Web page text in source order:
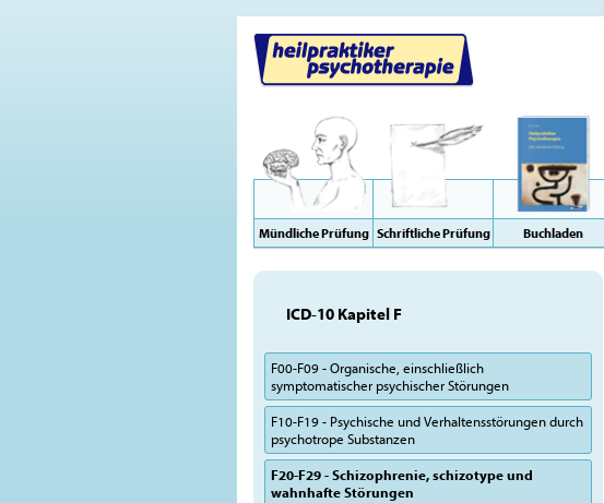
Mündliche Prüfung Schriftliche Prüfung Buchladen
ICD-10 Kapitel F
F00-F09 - Organische, einschließlich
symptomatischer psychischer Störungen
F10-F19 - Psychische und Verhaltensstörungen durch
psychotrope Substanzen
F20-F29 - Schizophrenie, schizotype und
wahnhafte Störungen